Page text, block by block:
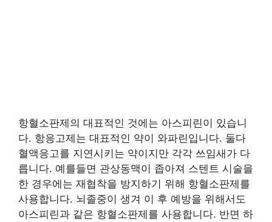
항혈소판제의 대표적인 것에는 아스피린이 있습니
다. 항응고제는 대표적인 약이 와파린입니다. 둘다
혈액응고를 지연시키는 약이지만 각각 쓰임새가 다
릅니다. 예를들면 관상동맥이 좁아져 스텐트 시술을
한 경우에는 재협착을 방지하기 위해 항혈소판제를
사용합니다. 뇌졸중이 생겨 이 후 예방을 위해서도
아스피린과 같은 항혈소판제를 사용합니다. 반면 하